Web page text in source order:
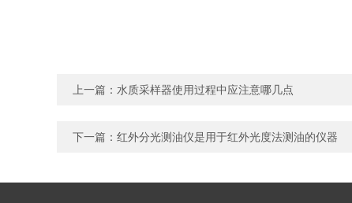
上一篇： 水质采样器使用过程中应注意哪几点
下一篇： 红外分光测油仪是用于红外光度法测油的仪器